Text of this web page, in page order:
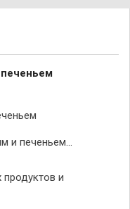
и печеньем...
и